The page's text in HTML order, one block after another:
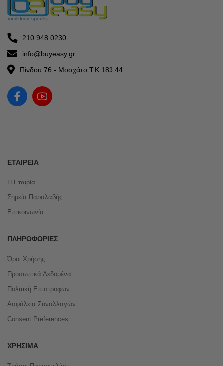
210 948 0230
info@buyeasy.gr
Πίνδου 76 - Μοσχάτο Τ.Κ 183 44
ΕΤΑΙΡΕΊΑ
Η Εταιρία
Σημεία Παραλαβής
Επικοινωνία
ΠΛΗΡΟΦΟΡΊΕΣ
Όροι Χρήσης
Προσωπικά Δεδομένα
Πολιτική Επιστροφών
Ασφάλεια Συναλλαγών
Consent Preferences
ΧΡΉΣΙΜΑ